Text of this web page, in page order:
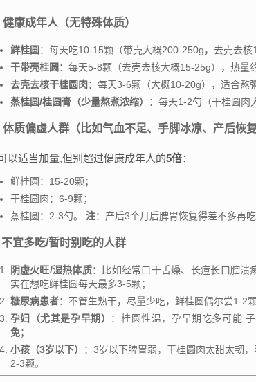
健康成年人（无特殊体质）
鲜桂圆 ：每天吃10-15颗（带壳大概200-250g，去壳去核
干带壳桂圆 ：每天5-8颗（去壳去核大概15-25g），热量
去壳去核干桂圆肉：每天3-6颗（大概10-20g），适合熬
蒸桂圆/桂圆膏（少量熬煮浓缩）
：每天1-2勺（干桂圆肉
体质偏虚人群（比如气血不足、手脚冰凉、产后恢复
以适当加量,但别超过健康成年人的5倍：
鲜桂圆：15-20颗；
干桂圆肉：6-9颗；
蒸桂圆：2-3勺。 注：产后3个月后脾胃恢复得差不多再
不宜多吃/暂时别吃的人群
阴虚火旺/湿热体质：比如经常口干舌燥、长痘长口腔溃
实在想吃鲜桂圆每天最多3-5颗；
糖尿病患者：不管生熟干，尽量少吃，鲜桂圆偶尔尝1-2
孕妇（尤其是孕早期） ：桂圆性温，孕早期吃多可能
免；
小孩（3岁以下）
：3岁以下脾胃弱，干桂圆肉太甜太韧
2-3颗。